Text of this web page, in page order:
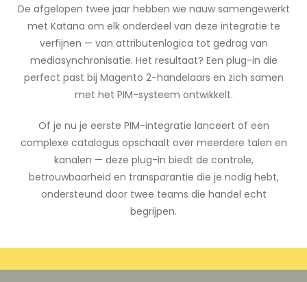
De afgelopen twee jaar hebben we nauw samengewerkt
met Katana om elk onderdeel van deze integratie te
verfijnen — van attributenlogica tot gedrag van
mediasynchronisatie. Het resultaat? Een plug-in die
perfect past bij Magento 2-handelaars en zich samen
met het PIM-systeem ontwikkelt.
Of je nu je eerste PIM-integratie lanceert of een
complexe catalogus opschaalt over meerdere talen en
kanalen — deze plug-in biedt de controle,
betrouwbaarheid en transparantie die je nodig hebt,
ondersteund door twee teams die handel echt
begrijpen.